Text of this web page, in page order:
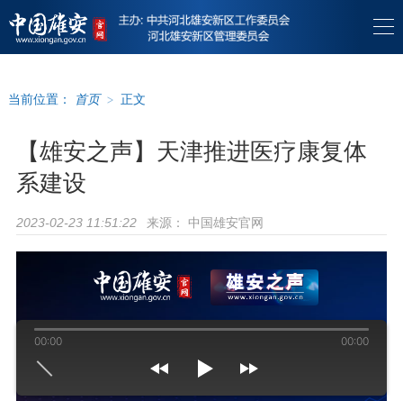
当前位置： 首页 > 正文
【雄安之声】天津推进医疗康复体
系建设
2023-02-23 11:51:22 来源： 中国雄安官网
00:00 00:00